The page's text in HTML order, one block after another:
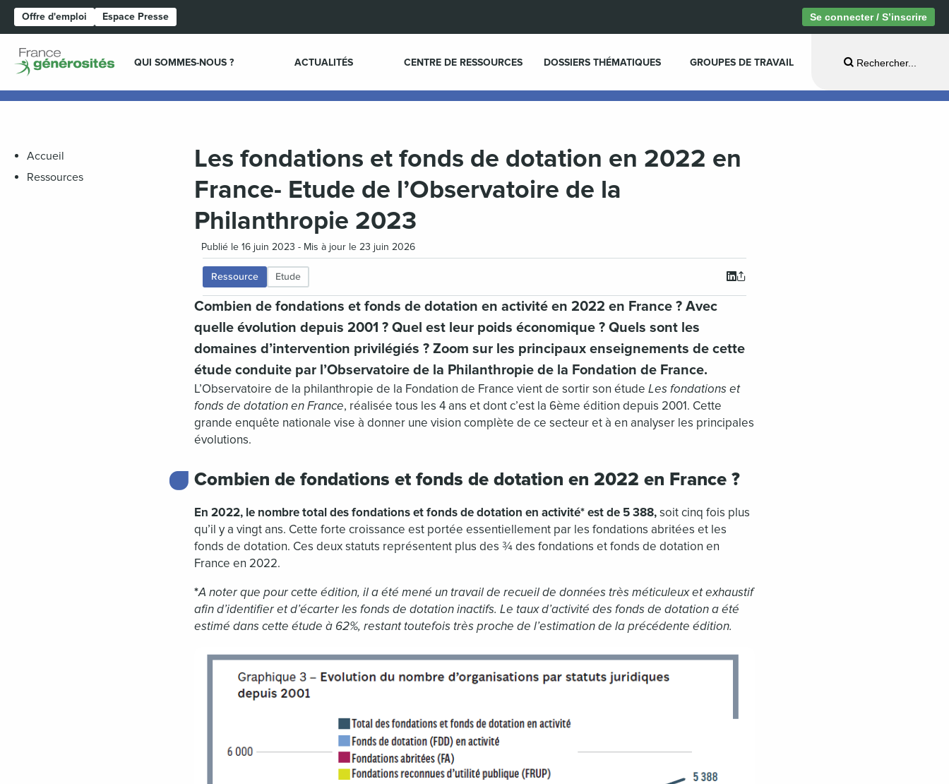
Offre d'emploi Espace Presse Se connecter / S’inscrire
QUI SOMMES-NOUS ? ACTUALITÉS CENTRE DE RESSOURCES DOSSIERS THÉMATIQUES GROUPES DE TRAVAIL Rechercher...
Accueil
Ressources
Les fondations et fonds de dotation en 2022 en
France- Etude de l’Observatoire de la
Philanthropie 2023
Publié le 16 juin 2023 - Mis à jour le 23 juin 2026
Ressource Etude
Combien de fondations et fonds de dotation en activité en 2022 en France ? Avec
quelle évolution depuis 2001 ? Quel est leur poids économique ? Quels sont les
domaines d’intervention privilégiés ? Zoom sur les principaux enseignements de cette
étude conduite par l’Observatoire de la Philanthropie de la Fondation de France.
L’Observatoire de la philanthropie de la Fondation de France vient de sortir son étude Les fondations et
fonds de dotation en France, réalisée tous les 4 ans et dont c’est la 6ème édition depuis 2001. Cette
grande enquête nationale vise à donner une vision complète de ce secteur et à en analyser les principales
évolutions.
Combien de fondations et fonds de dotation en 2022 en France ?
En 2022, le nombre total des fondations et fonds de dotation en activité* est de 5 388,soit cinq fois plus
qu’il y a vingt ans. Cette forte croissance est portée essentiellement par les fondations abritées et les
fonds de dotation. Ces deux statuts représentent plus des ¾ des fondations et fonds de dotation en
France en 2022.
*A noter que pour cette édition, il a été mené un travail de recueil de données très méticuleux et exhaustif
afin d’identifier et d’écarter les fonds de dotation inactifs. Le taux d’activité des fonds de dotation a été
estimé dans cette étude à 62%, restant toutefois très proche de l’estimation de la précédente édition.